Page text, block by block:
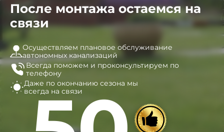
После монтажа остаемся на
связи
Осуществляем плановое обслуживание
автономных канализаций
Всегда поможем и проконсультируем по
телефону
Даже по окончанию сезона мы
всегда на связи